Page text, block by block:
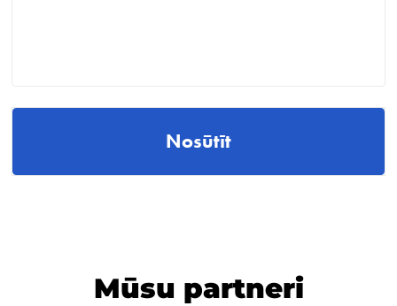
Nosūtīt
Mūsu partneri